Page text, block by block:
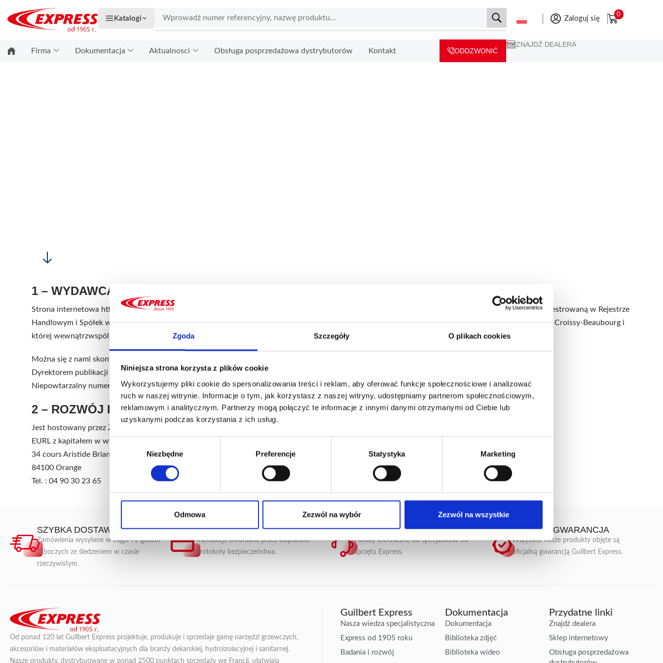
Zgoda Szczegóły O plikach cookies
Niniejsza strona korzysta z plików cookie
Wykorzystujemy pliki cookie do spersonalizowania treści i reklam, aby oferować funkcje społecznościowe i analizować
ruch w naszej witrynie. Informacje o tym, jak korzystasz z naszej witryny, udostępniamy partnerom społecznościowym,
reklamowym i analitycznym. Partnerzy mogą połączyć te informacje z innymi danymi otrzymanymi od Ciebie lub
uzyskanymi podczas korzystania z ich usług.
Wybór
zgody
Niezbędne Preferencje Statystyka Marketing
Odmowa Zezwól na wybór Zezwól na wszystkie
Katalogi Zaloguj się
0
Firma Dokumentacja Aktualnosci Obsługa posprzedażowa dystrybutorów Kontakt ODDZWONIĆ
ZNAJDŹ DEALERA
1 – WYDAWCA STRONY INTERNETOWEJ
Strona internetowa https://www.guilbert-express.pl/
jest publikowana przez Guilbert Express SAS, spółkę z kapitałem w wysokości 630 000 EUR zarejestrowaną w Rejestrze
Handlowym i Spółek w Meaux pod numerem 572 055 812, której siedziba znajduje się pod adresem: ZAE de Lamirault – 10 rue Henry Delbast F-77183 Croissy-Beaubourg i
której wewnątrzwspólnotowy numer VAT to FR 89 572 055 812.
Można się z nami skontaktować telefonicznie pod numerem 0825 800 251 lub pocztą elektroniczną pod adresem:
Dyrektorem publikacji jest Didier Guilbert.
Niepowtarzalny numer identyfikacyjny sektora(-ów) EPR: FR001640_01UZWF
2 – ROZWÓJ I HOSTING
Jest hostowany przez Zakaru
EURL z kapitałem w wysokości €1,000
34 cours Aristide Briand
84100 Orange
Tel. : 04 90 30 23 65
SZYBKA DOSTAWA
Zamówienia wysyłane w ciągu 72 godzin
roboczych ze śledzeniem w czasie
rzeczywistym.
BEZPIECZNA PŁATNOŚĆ
Transakcje chronione przez ulepszone
protokoły bezpieczeństwa.
OBSŁUGA KLIENTA
Porady techniczne od specjalistów od
sprzętu Express.
2-LETNIA GWARANCJA
Wszystkie nasze produkty objęte są
oficjalną gwarancją Guilbert Express.
Od ponad 120 lat Guilbert Express projektuje, produkuje i sprzedaje gamę narzędzi grzewczych,
akcesoriów i materiałów eksploatacyjnych dla branży dekarskiej, hydroizolacyjnej i sanitarnej.
Nasze produkty, dystrybuowane w ponad 2500 punktach sprzedaży we Francji, ułatwiają
Guilbert Express
Nasza wiedza specjalistyczna
Express od 1905 roku
Badania i rozwój
Dokumentacja
Dokumentacja
Biblioteka zdjęć
Biblioteka wideo
Przydatne linki
Znajdź dealera
Sklep internetowy
Obsługa posprzedażowa